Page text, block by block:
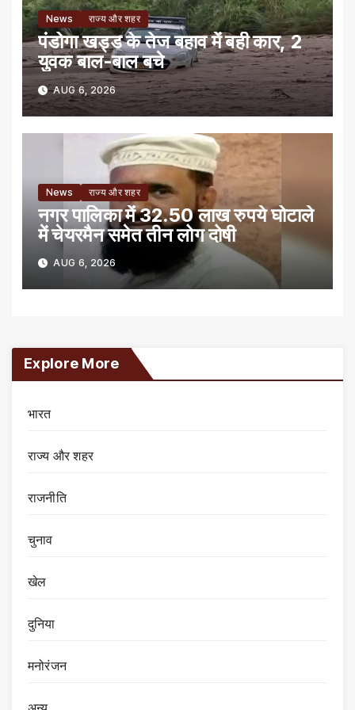
News राज्य और शहर
पंडोगा खड्ड के तेज बहाव में बही कार, 2
युवक बाल-बाल बचे
AUG 6, 2026
News राज्य और शहर
नगर पालिका में 32.50 लाख रुपये घोटाले
में चेयरमैन समेत तीन लोग दोषी
AUG 6, 2026
Explore More
भारत
राज्य और शहर
राजनीति
चुनाव
खेल
दुनिया
मनोरंजन